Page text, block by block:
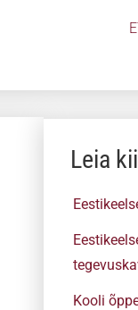
Leia
Kooli